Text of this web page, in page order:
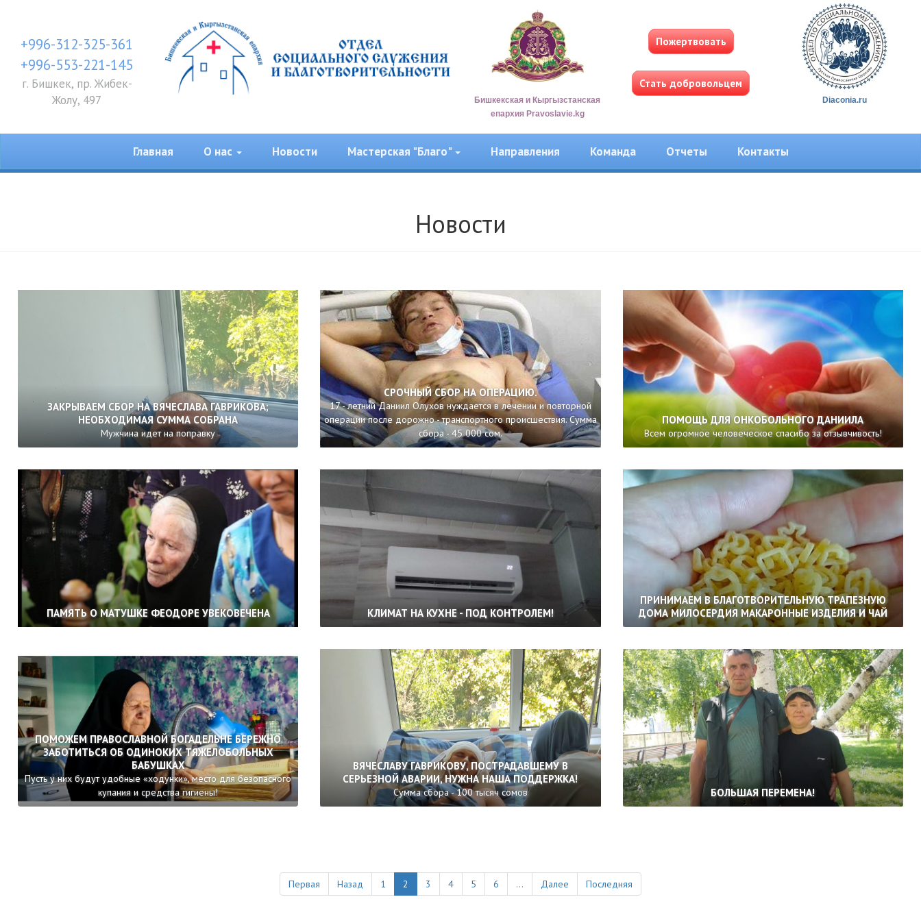
+996-312-325-361
+996-553-221-145
г. Бишкек, пр. Жибек-
Жолу, 497
Бишкекская и Кыргызстанская
епархия Pravoslavie.kg
Пожертвовать
Стать добровольцем
Diaconia.ru
Главная О нас Новости Мастерская "Благо" Направления Команда Отчеты Контакты
Новости
ЗАКРЫВАЕМ СБОР НА ВЯЧЕСЛАВА ГАВРИКОВА;
НЕОБХОДИМАЯ СУММА СОБРАНА
Мужчина идет на поправку
СРОЧНЫЙ СБОР НА ОПЕРАЦИЮ.
17 - летний Даниил Олухов нуждается в лечении и повторной
операции после дорожно - транспортного происшествия. Сумма
сбора - 45 000 сом.
ПОМОЩЬ ДЛЯ ОНКОБОЛЬНОГО ДАНИИЛА
Всем огромное человеческое спасибо за отзывчивость!
ПАМЯТЬ О МАТУШКЕ ФЕОДОРЕ УВЕКОВЕЧЕНА КЛИМАТ НА КУХНЕ - ПОД КОНТРОЛЕМ!
ПРИНИМАЕМ В БЛАГОТВОРИТЕЛЬНУЮ ТРАПЕЗНУЮ
ДОМА МИЛОСЕРДИЯ МАКАРОННЫЕ ИЗДЕЛИЯ И ЧАЙ
ПОМОЖЕМ ПРАВОСЛАВНОЙ БОГАДЕЛЬНЕ БЕРЕЖНО
ЗАБОТИТЬСЯ ОБ ОДИНОКИХ ТЯЖЕЛОБОЛЬНЫХ
БАБУШКАХ
Пусть у них будут удобные «ходунки», место для безопасного
купания и средства гигиены!
ВЯЧЕСЛАВУ ГАВРИКОВУ, ПОСТРАДАВШЕМУ В
СЕРЬЕЗНОЙ АВАРИИ, НУЖНА НАША ПОДДЕРЖКА!
Сумма сбора - 100 тысяч сомов БОЛЬШАЯ ПЕРЕМЕНА!
Первая Назад 1 2 3 4 5 6 ... Далее Последняя